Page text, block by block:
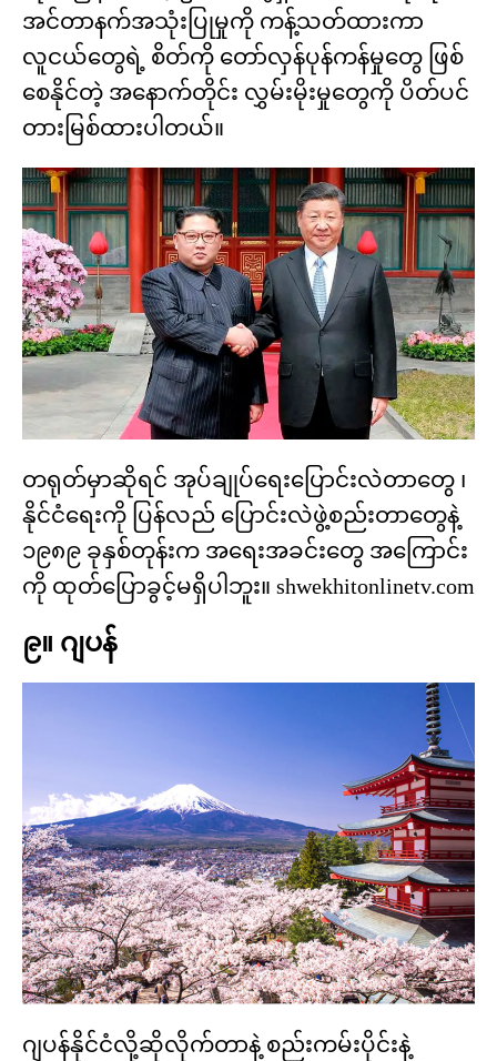
အင်တာနက်အသုံးပြုမှုကို ကန့်သတ်ထားကာ
လူငယ်တွေရဲ့ စိတ်ကို တော်လှန်ပုန်ကန်မှုတွေ ဖြစ်
စေနိုင်တဲ့ အနောက်တိုင်း လွှမ်းမိုးမှုတွေကို ပိတ်ပင်
တားမြစ်ထားပါတယ်။
တရုတ်မှာဆိုရင် အုပ်ချုပ်ရေးပြောင်းလဲတာတွေ ၊
နိုင်ငံရေးကို ပြန်လည် ပြောင်းလဲဖွဲ့စည်းတာတွေနဲ့
၁၉၈၉ ခုနှစ်တုန်းက အရေးအခင်းတွေ အကြောင်း
ကို ထုတ်ပြောခွင့်မရှိပါဘူး။ shwekhitonlinetv.com
၉။ ဂျပန်
ဂျပန်နိုင်ငံလို့ဆိုလိုက်တာနဲ့ စည်းကမ်းပိုင်းနဲ့